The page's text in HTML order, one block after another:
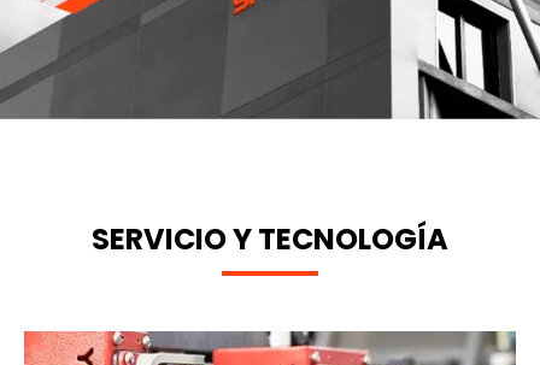
SERVICIO Y TECNOLOGÍA